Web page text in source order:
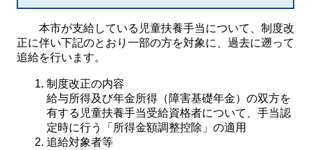
本市が支給している児童扶養手当について、制度改
正に伴い下記のとおり一部の方を対象に、過去に遡って
追給を行います。
制度改正の内容
給与所得及び年金所得（障害基礎年金）の双方を
有する児童扶養手当受給資格者について、手当認
定時に行う「所得金額調整控除」の適用
追給対象者等